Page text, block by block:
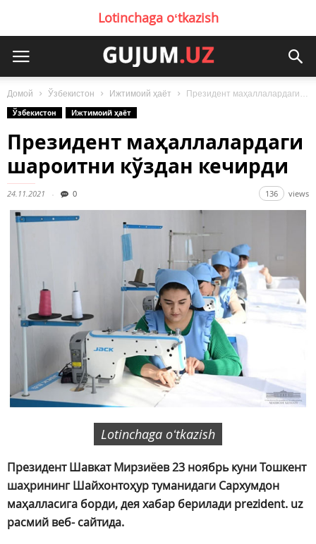
Lotinchaga oʻtkazish
Домой Ўзбекистон Ижтимоий ҳаёт
Президент маҳаллалардаги шароитни кўздан кечирди
Ўзбекистон
Ижтимоий ҳаёт
Президент маҳаллалардаги
шароитни кўздан кечирди
24.11.2021 0 136 views
Lotinchaga oʻtkazish
Президент Шавкат Мирзиёев 23 ноябрь куни Тошкент
шаҳрининг Шайхонтоҳур туманидаги Сархумдон
маҳалласига борди, дея хабар берилади prezident. uz
расмий веб- сайтида.